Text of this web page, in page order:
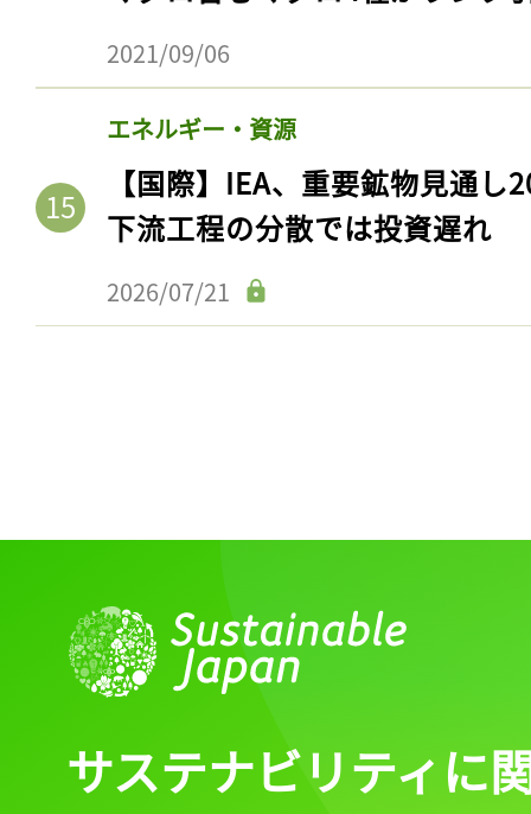
2021/09/06
エネルギー・資源
【国際】IEA、重要鉱物見通
下流工程の分散では投資遅れ
2026/07/21
サステナビリティに